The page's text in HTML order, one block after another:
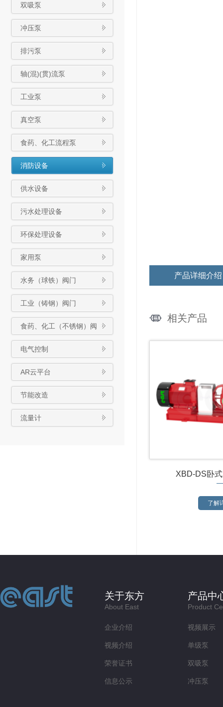
双吸泵
冲压泵
排污泵
轴(混)(贯)流泵
工业泵
真空泵
食药、化工流程泵
消防设备
供水设备
污水处理设备
环保处理设备
家用泵
水务（球铁）阀门
工业（铸钢）阀门
食药、化工（不锈钢）阀
门
电气控制
AR云平台
节能改造
流量计
产品详细介绍
相关产品
XBD-DS卧
了解
关于东方
About East
企业介绍
视频介绍
荣誉证书
信息公示
产品中
Product
视频展示
单级泵
双吸泵
冲压泵